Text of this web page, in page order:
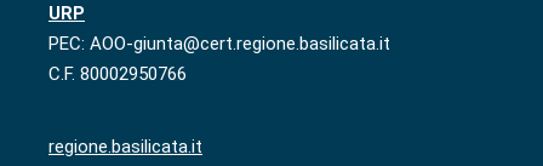
URP
PEC: AOO-giunta@cert.regione.basilicata.it
C.F. 80002950766
regione.basilicata.it